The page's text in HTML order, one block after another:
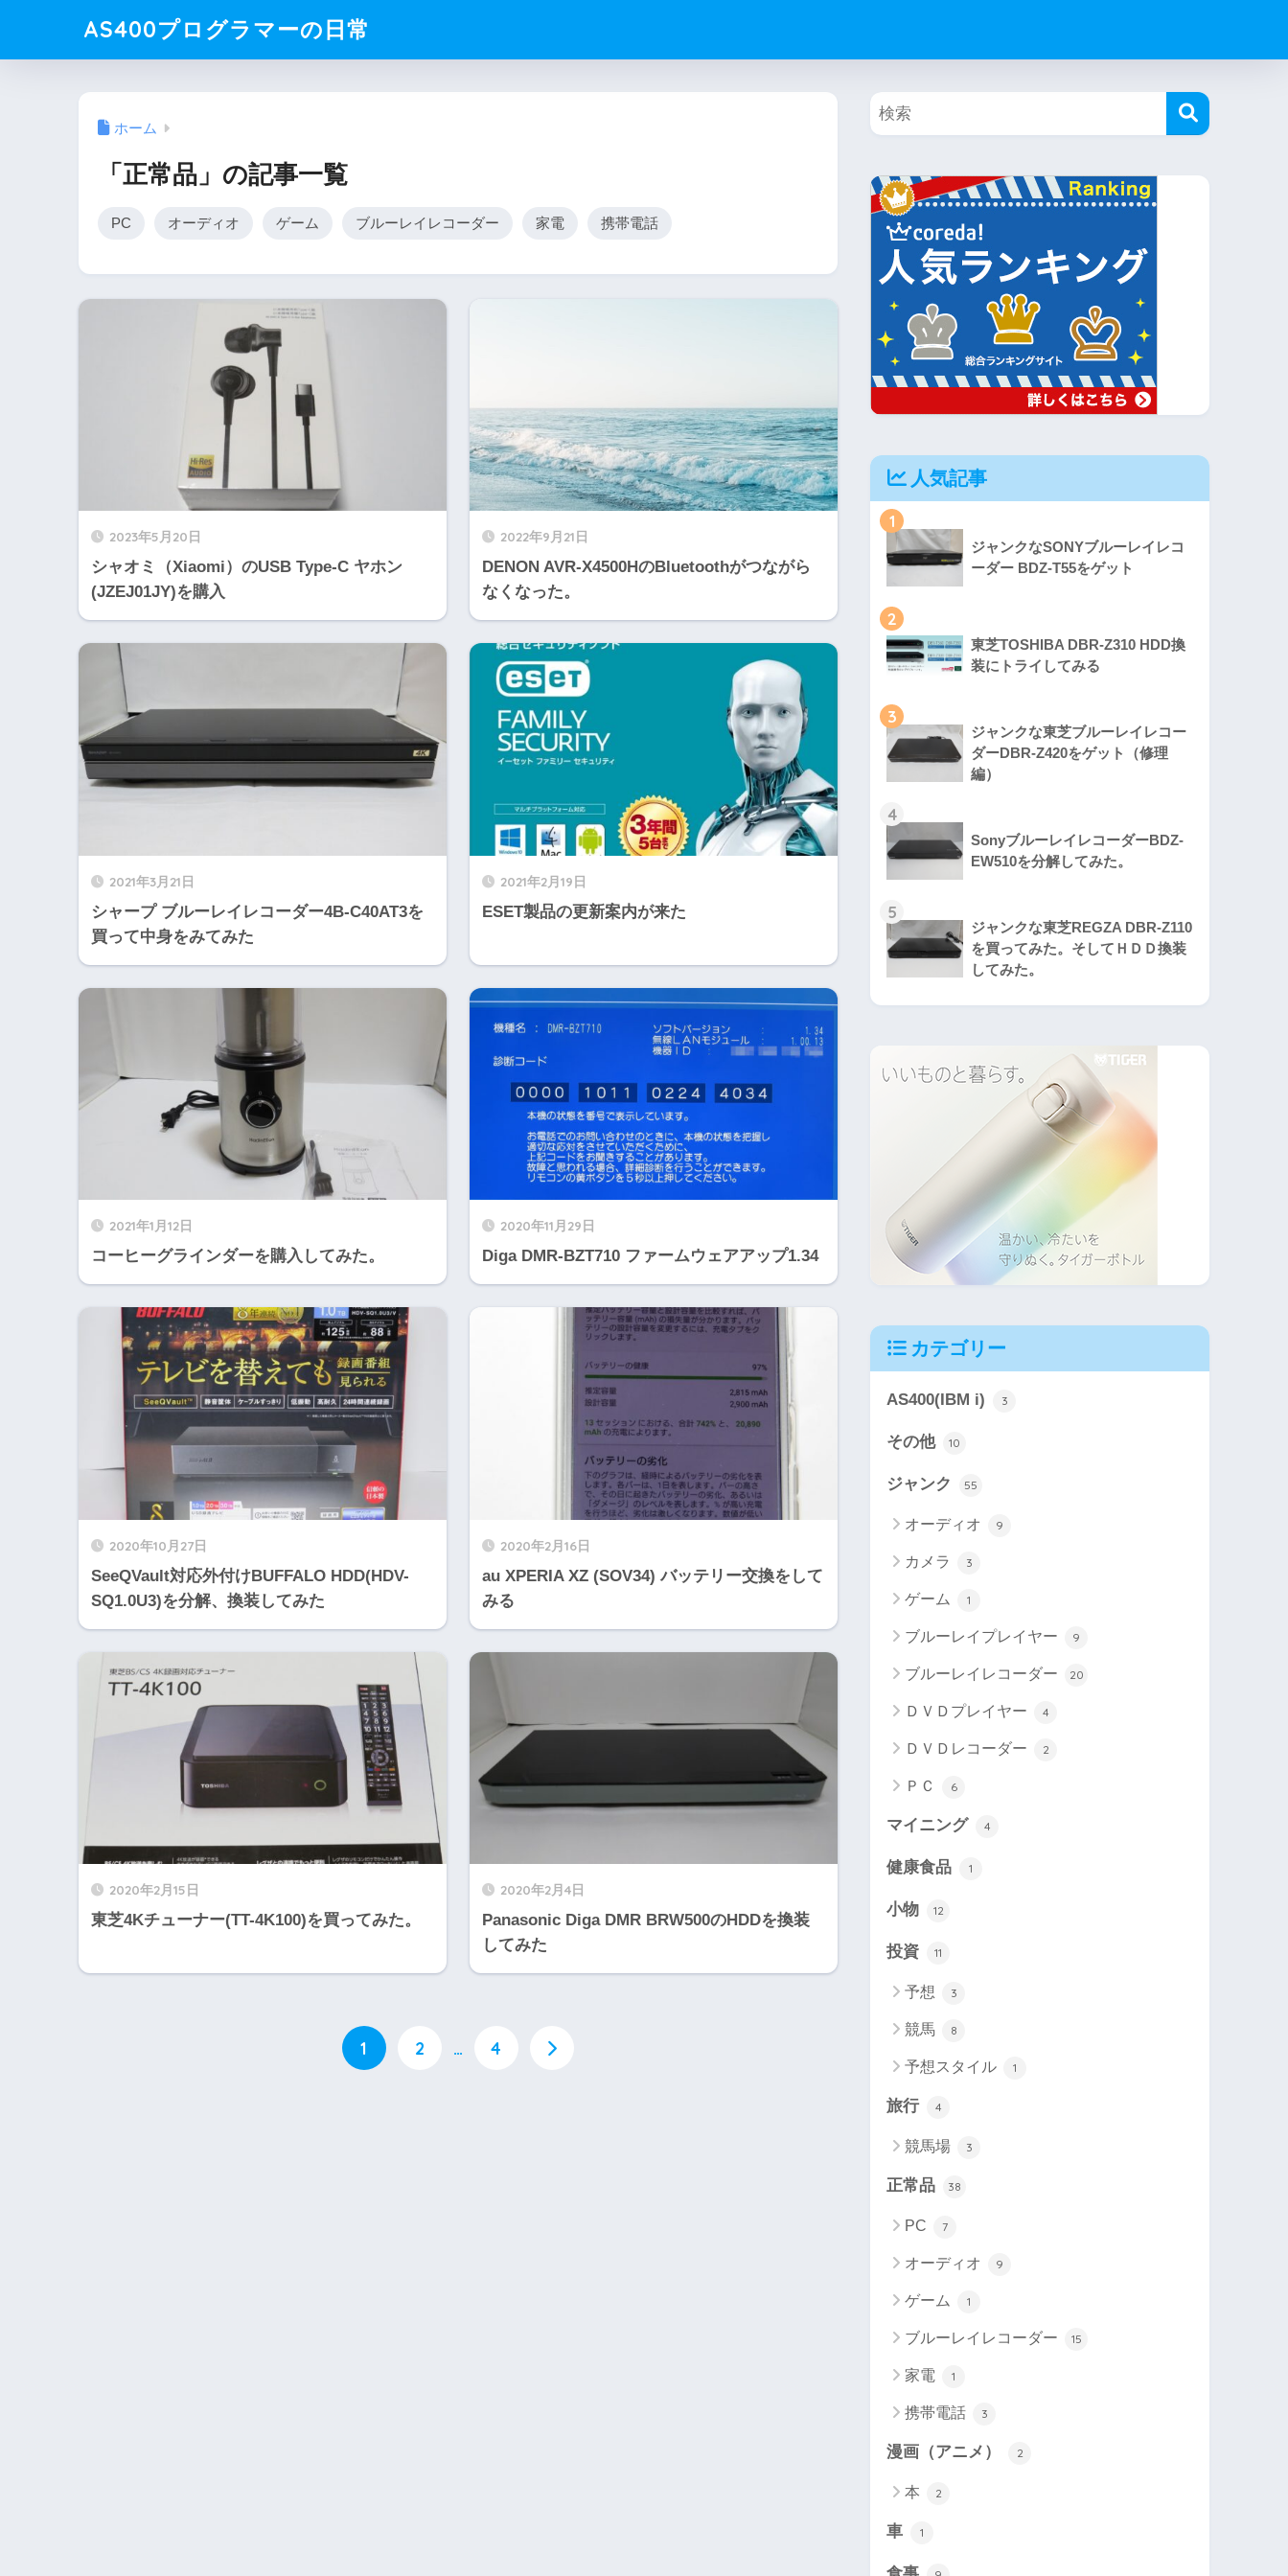
AS400プログラマーの日常
ホーム
「正常品」の記事一覧
PC オーディオ ゲーム ブルーレイレコーダー 家電 携帯電話
2023年5月20日
シャオミ（Xiaomi）のUSB Type-C ヤホン
(JZEJ01JY)を購入
2022年9月21日
DENON AVR-X4500HのBluetoothがつながら
なくなった。
2021年3月21日
シャープ ブルーレイレコーダー4B-C40AT3を
買って中身をみてみた
2021年2月19日
ESET製品の更新案内が来た
2021年1月12日
コーヒーグラインダーを購入してみた。
2020年11月29日
Diga DMR-BZT710 ファームウェアアップ1.34
2020年10月27日
SeeQVault対応外付けBUFFALO HDD(HDV-
SQ1.0U3)を分解、換装してみた
2020年2月16日
au XPERIA XZ (SOV34) バッテリー交換をして
みる
2020年2月15日
東芝4Kチューナー(TT-4K100)を買ってみた。
2020年2月4日
Panasonic Diga DMR BRW500のHDDを換装
してみた
1 2 … 4
人気記事
1
ジャンクなSONYブルーレイレコ
ーダー BDZ-T55をゲット
2
東芝TOSHIBA DBR-Z310 HDD換
装にトライしてみる
3
ジャンクな東芝ブルーレイレコー
ダーDBR-Z420をゲット（修理
編）
4
SonyブルーレイレコーダーBDZ-
EW510を分解してみた。
5
ジャンクな東芝REGZA DBR-Z110
を買ってみた。そしてＨＤＤ換装
してみた。
カテゴリー
AS400(IBM i) 3
その他 10
ジャンク 55
オーディオ 9
カメラ 3
ゲーム 1
ブルーレイプレイヤー 9
ブルーレイレコーダー 20
ＤＶＤプレイヤー 4
ＤＶＤレコーダー 2
ＰＣ 6
マイニング 4
健康食品 1
小物 12
投資 11
予想 3
競馬 8
予想スタイル 1
旅行 4
競馬場 3
正常品 38
PC 7
オーディオ 9
ゲーム 1
ブルーレイレコーダー 15
家電 1
携帯電話 3
漫画（アニメ） 2
本 2
車 1